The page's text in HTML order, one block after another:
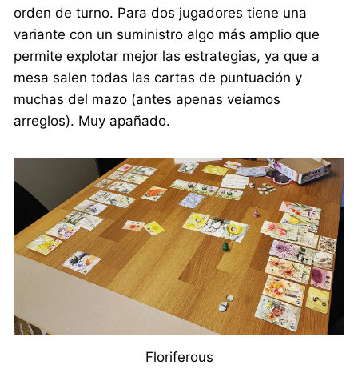
orden de turno. Para dos jugadores tiene una
variante con un suministro algo más amplio que
permite explotar mejor las estrategias, ya que a
mesa salen todas las cartas de puntuación y
muchas del mazo (antes apenas veíamos
arreglos). Muy apañado.
Floriferous